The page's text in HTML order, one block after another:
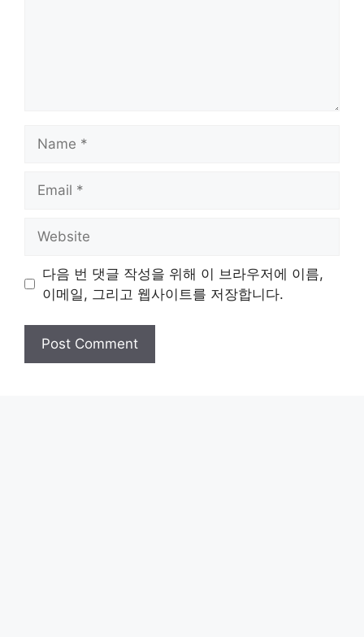
다음 번 댓글 작성을 위해 이 브라우저에 이름,
이메일, 그리고 웹사이트를 저장합니다.